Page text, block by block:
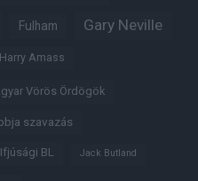
Fulham Gary Neville
Harry Amass
Vörös Ördögök
szavazás
Ifjúsági BL Jack Butland